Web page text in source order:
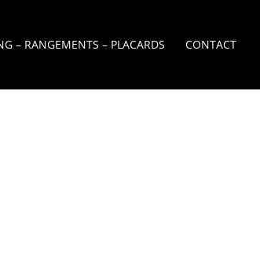
– RANGEMENTS – PLACARDS CONTACT